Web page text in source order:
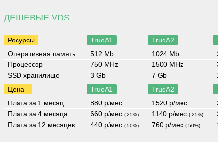
ДЕШЕВЫЕ VDS
Ресурсы TrueA1 TrueA2
Оперативная память
512 Mb 1024 Mb
Процессор
750 MHz 1500 MHz
SSD хранилище
3 Gb 7 Gb
Цена
TrueA1 TrueA2
Плата за 1 месяц
880 р/мес 1520 р/мес
Плата за 4 месяца
660 р/мес (-25%) 1140 р/мес (-25%)
Плата за 12 месяцев
440 р/мес (-50%) 760 р/мес (-50%)